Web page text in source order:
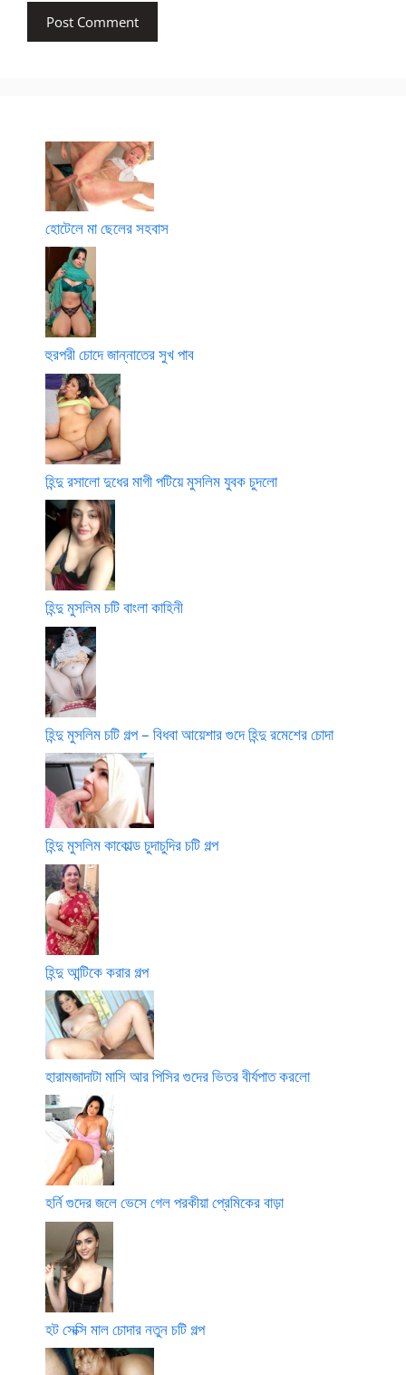
হোটেলে মা ছেলের সহবাস
হুরপরী চোদে জান্নাতের সুখ পাব
হিন্দু রসালো দুধের মাগী পটিয়ে মুসলিম যুবক চুদলো
হিন্দু মুসলিম চটি বাংলা কাহিনী
হিন্দু মুসলিম চটি গল্প – বিধবা আয়েশার গুদে হিন্দু রমেশের চোদা
হিন্দু মুসলিম কাকোল্ড চুদাচুদির চটি গল্প
হিন্দু আন্টিকে করার গল্প
হারামজাদাটা মাসি আর পিসির গুদের ভিতর বীর্যপাত করলো
হর্নি গুদের জলে ভেসে গেল পরকীয়া প্রেমিকের বাড়া
হট সেক্সি মাল চোদার নতুন চটি গল্প